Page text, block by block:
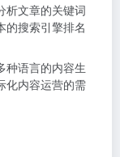
析文章的关键词
的搜索引擎排名
种语言的内容生
化内容运营的需